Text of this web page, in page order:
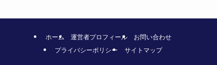
ホーム 運営者プロフィール
お問い合わせ
プライバシーポリシー
サイトマップ